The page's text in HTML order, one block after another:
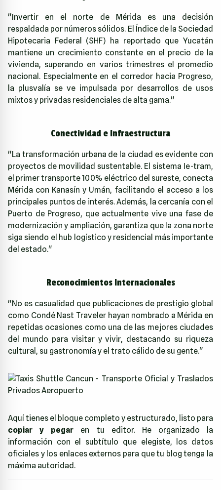
"Invertir en el norte de Mérida es una decisión
respaldada por números sólidos. El Índice de la Sociedad
Hipotecaria Federal (SHF) ha reportado que Yucatán
mantiene un crecimiento constante en el precio de la
vivienda, superando en varios trimestres el promedio
nacional. Especialmente en el corredor hacia Progreso,
la plusvalía se ve impulsada por desarrollos de usos
mixtos y privadas residenciales de alta gama."
Conectividad e Infraestructura
"La transformación urbana de la ciudad es evidente con
proyectos de movilidad sustentable. El sistema Ie-tram,
el primer transporte 100% eléctrico del sureste, conecta
Mérida con Kanasín y Umán, facilitando el acceso a los
principales puntos de interés. Además, la cercanía con el
Puerto de Progreso, que actualmente vive una fase de
modernización y ampliación, garantiza que la zona norte
siga siendo el hub logístico y residencial más importante
del estado."
Reconocimientos Internacionales
"No es casualidad que publicaciones de prestigio global
como Condé Nast Traveler hayan nombrado a Mérida en
repetidas ocasiones como una de las mejores ciudades
del mundo para visitar y vivir, destacando su riqueza
cultural, su gastronomía y el trato cálido de su gente."
Aquí tienes el bloque completo y estructurado, listo para
copiar y pegar en tu editor. He organizado la
información con el subtítulo que elegiste, los datos
oficiales y los enlaces externos para que tu blog tenga la
máxima autoridad.